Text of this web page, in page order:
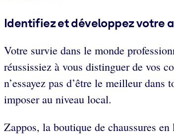
Identifiez et développez votre
Votre survie dans le monde
réussissiez à vous distinguer de vos
n’essayez pas d’être le meilleur
imposer au niveau local.
Zappos, la boutique de chaussures